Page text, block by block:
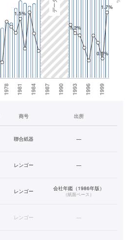
商号 出所
聯合紙器 —
レンゴー —
レンゴー 会社年鑑（1986年版）
（紙面ベース）
レンゴー —